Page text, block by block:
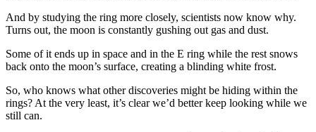
And by studying the ring more closely, scientists now know why.
Turns out, the moon is constantly gushing out gas and dust.
Some of it ends up in space and in the E ring while the rest snows
back onto the moon’s surface, creating a blinding white frost.
So, who knows what other discoveries might be hiding within the
rings? At the very least, it’s clear we’d better keep looking while we
still can.